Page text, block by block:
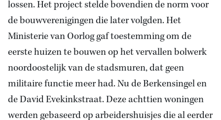
lossen. Het project stelde bovendien de norm voor
de bouwverenigingen die later volgden. Het
Ministerie van Oorlog gaf toestemming om de
eerste huizen te bouwen op het vervallen bolwerk
noordoostelijk van de stadsmuren, dat geen
militaire functie meer had. Nu de Berkensingel en
de David Evekinkstraat. Deze achttien woningen
werden gebaseerd op arbeidershuisjes die al eerder